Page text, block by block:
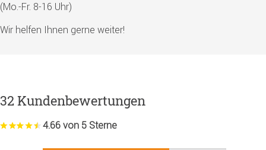
(Mo.-Fr. 8-16 Uhr)
Wir helfen Ihnen gerne weiter!
32 Kundenbewertungen
4.66 von 5 Sterne